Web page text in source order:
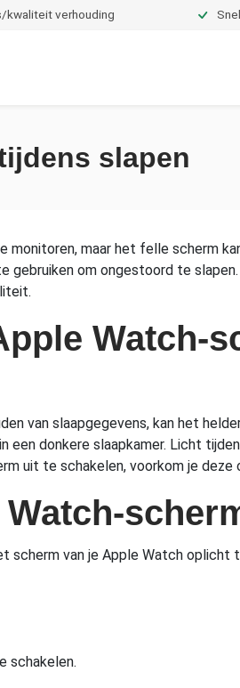
kwaliteit verhouding
slapen
monitoren, maar het felle scherm
om ongestoord te
Watch-
van slaapgegevens, kan het
donkere slaapkamer. Licht
uit te schakelen, voorkom je deze
scherm van je Apple Watch oplicht
schakelen.